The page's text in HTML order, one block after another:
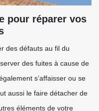
pour réparer vos
des défauts au fil du
des fuites à cause de
s’affaisser ou se
aussi le faire détacher de
éléments de votre